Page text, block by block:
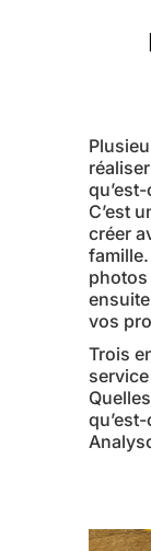
C’est
créer
photos
vos
Trois
service